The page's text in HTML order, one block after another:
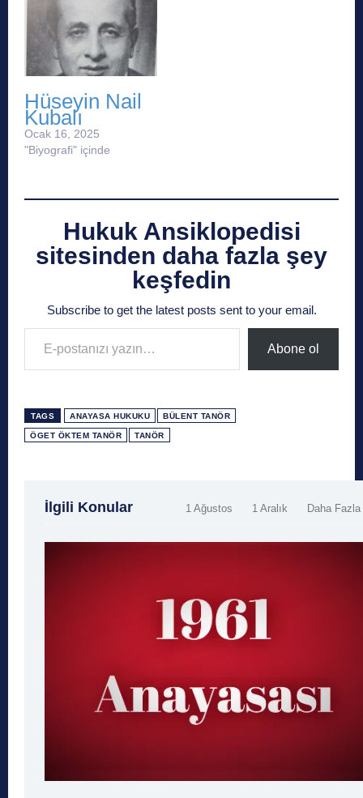
Hüseyin Nail
Kubalı
Ocak 16, 2025
"Biyografi" içinde
Hukuk Ansiklopedisi
sitesinden daha fazla şey
keşfedin
Subscribe to get the latest posts sent to your email.
E-postanızı yazın…
Abone ol
TAGS ANAYASA HUKUKU BÜLENT TANÖR
ÖGET ÖKTEM TANÖR TANÖR
İlgili Konular 1 Ağustos 1 Aralık Daha Fazla